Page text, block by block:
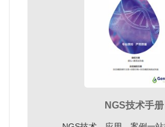
NGS技术手册